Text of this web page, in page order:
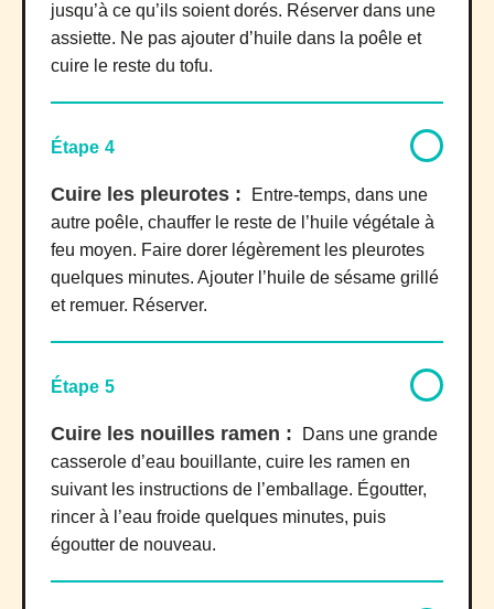
jusqu’à ce qu’ils soient dorés. Réserver dans une
assiette. Ne pas ajouter d’huile dans la poêle et
cuire le reste du tofu.
Étape 4
Cuire les pleurotes :
Entre-temps, dans une
autre poêle, chauffer le reste de l’huile végétale à
feu moyen. Faire dorer légèrement les pleurotes
quelques minutes. Ajouter l’huile de sésame grillé
et remuer. Réserver.
Étape 5
Cuire les nouilles ramen :
Dans une grande
casserole d’eau bouillante, cuire les ramen en
suivant les instructions de l’emballage. Égoutter,
rincer à l’eau froide quelques minutes, puis
égoutter de nouveau.